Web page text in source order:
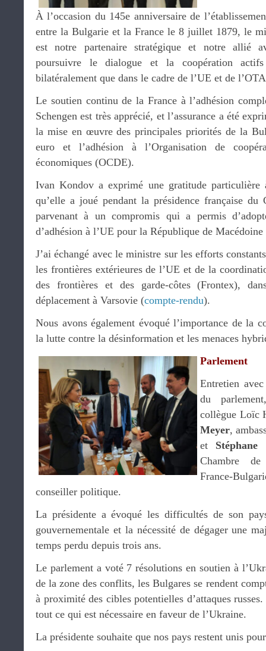
À l’occasion du 145e anniversaire de
entre la Bulgarie et la France le 8 juillet 1879, le
est notre partenaire stratégique et notre allié
poursuivre le dialogue et la coopération
bilatéralement que dans le cadre de l’UE et de
Le soutien continu de la France à l’adhésion
Schengen est très apprécié, et l’assurance a été
la mise en œuvre des principales priorités de la
euro et l’adhésion à l’Organisation de
économiques (OCDE).
Ivan Kondov a exprimé une gratitude
qu’elle a joué pendant la présidence française
parvenant à un compromis qui a permis
d’adhésion à l’UE pour la République de
J’ai échangé avec le ministre sur les efforts
les frontières extérieures de l’UE et de la
des frontières et des garde-côtes (Frontex),
déplacement à Varsovie (compte-rendu).
Nous avons également évoqué l’importance de la
la lutte contre la désinformation et les menaces
Parlement
Entretien
du
collègue Loïc
Meyer,
et Stéphane
Chambre
France-
conseiller politique.
La présidente a évoqué les difficultés de son
gouvernementale et la nécessité de dégager une
temps perdu depuis trois ans.
Le parlement a voté 7 résolutions en soutien à
de la zone des conflits, les Bulgares se rendent
à proximité des cibles potentielles d’attaques
tout ce qui est nécessaire en faveur de l’Ukraine.
La présidente souhaite que nos pays restent unis